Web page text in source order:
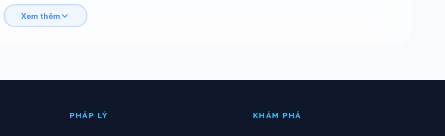
Xã Phong Thổ
Xem thêm
PHÁP LÝ KHÁM PHÁ